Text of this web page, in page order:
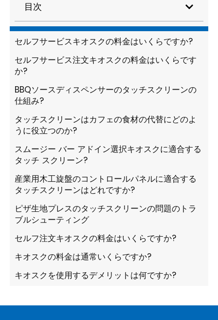
目次
セルフサービスキオスクの料金はいくらですか?
セルフサービス注文キオスクの料金はいくらです
か?
BBQソースディスペンサーのタッチスクリーンの
仕組み?
タッチスクリーンはカフェの食材の代替にどのよ
うに役立つのか?
スムージー バー アドイン選択キオスクに適合する
タッチ スクリーン?
産業用木工旋盤のコントロールパネルに適合する
タッチスクリーンはどれですか?
ピザ生地プレスのタッチスクリーンの問題のトラ
ブルシューティング
セルフ注文キオスクの料金はいくらですか?
キオスクの料金は通常いくらですか?
キオスクを使用するデメリットは何ですか?